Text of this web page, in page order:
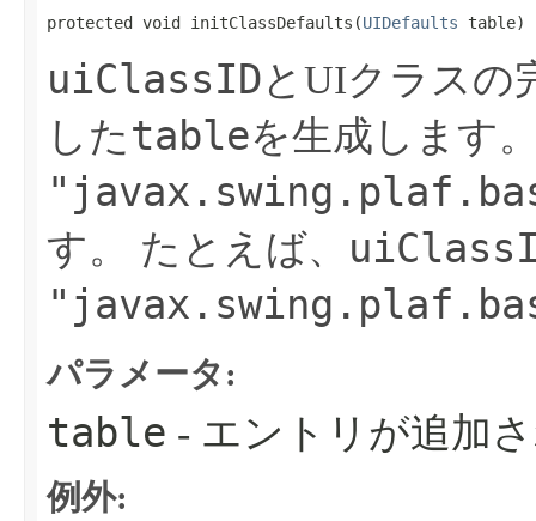
protected void initClassDefaults​(UIDefaults table)
uiClassIDとUIクラスの
したtableを生成します
す。 たとえば、
パラメータ:
table - エントリが追加
例外: